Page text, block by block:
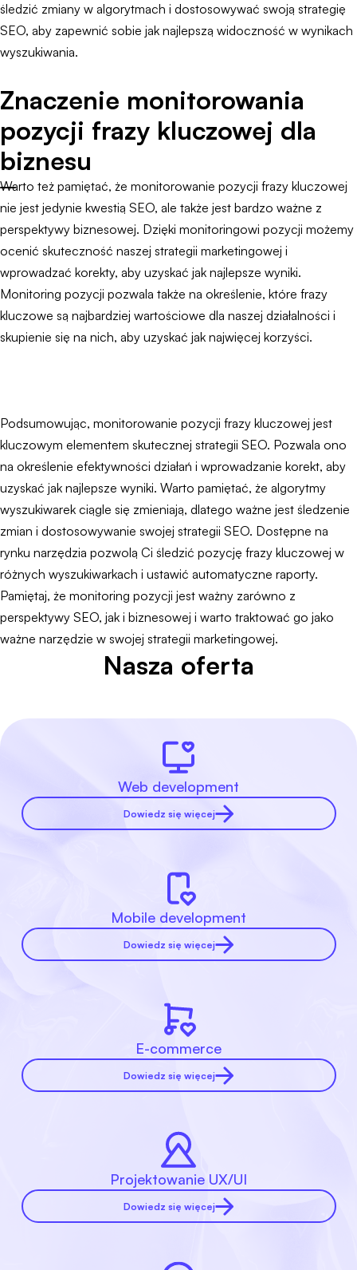
śledzić zmiany w algorytmach i dostosowywać swoją strategię
SEO, aby zapewnić sobie jak najlepszą widoczność w wynikach
wyszukiwania.
Znaczenie monitorowania
pozycji frazy kluczowej dla
biznesu
Warto też pamiętać, że monitorowanie pozycji frazy kluczowej
nie jest jedynie kwestią SEO, ale także jest bardzo ważne z
perspektywy biznesowej. Dzięki monitoringowi pozycji możemy
ocenić skuteczność naszej strategii marketingowej i
wprowadzać korekty, aby uzyskać jak najlepsze wyniki.
Monitoring pozycji pozwala także na określenie, które frazy
kluczowe są najbardziej wartościowe dla naszej działalności i
skupienie się na nich, aby uzyskać jak najwięcej korzyści.
Podsumowując, monitorowanie pozycji frazy kluczowej jest
kluczowym elementem skutecznej strategii SEO. Pozwala ono
na określenie efektywności działań i wprowadzanie korekt, aby
uzyskać jak najlepsze wyniki. Warto pamiętać, że algorytmy
wyszukiwarek ciągle się zmieniają, dlatego ważne jest śledzenie
zmian i dostosowywanie swojej strategii SEO. Dostępne na
rynku narzędzia pozwolą Ci śledzić pozycję frazy kluczowej w
różnych wyszukiwarkach i ustawić automatyczne raporty.
Pamiętaj, że monitoring pozycji jest ważny zarówno z
perspektywy SEO, jak i biznesowej i warto traktować go jako
ważne narzędzie w swojej strategii marketingowej.
Nasza oferta
Web development
Dowiedz się więcej
Mobile development
Dowiedz się więcej
E-commerce
Dowiedz się więcej
Projektowanie UX/UI
Dowiedz się więcej